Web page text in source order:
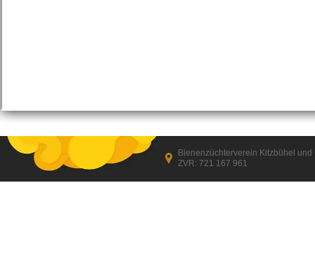
Bienenzüchterverein Kitzbühel und
ZVR: 721 167 961